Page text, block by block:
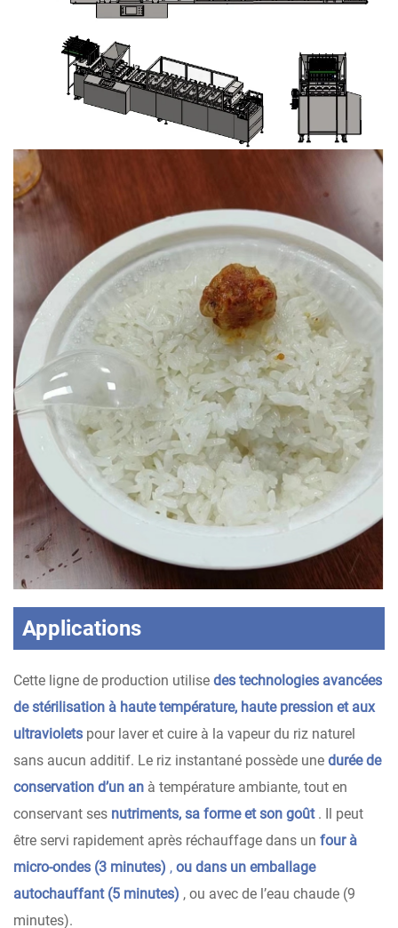
Applications
Cette ligne de production utilise des technologies avancées
de stérilisation à haute température, haute pression et aux
ultraviolets pour laver et cuire à la vapeur du riz naturel
sans aucun additif. Le riz instantané possède une durée de
conservation d’un an à température ambiante, tout en
conservant ses nutriments, sa forme et son goût . Il peut
être servi rapidement après réchauffage dans un four à
micro-ondes (3 minutes) , ou dans un emballage
autochauffant (5 minutes) , ou avec de l’eau chaude (9
minutes).